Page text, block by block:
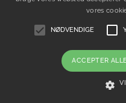
vores
NØDVENDIGE
ACCEPTER